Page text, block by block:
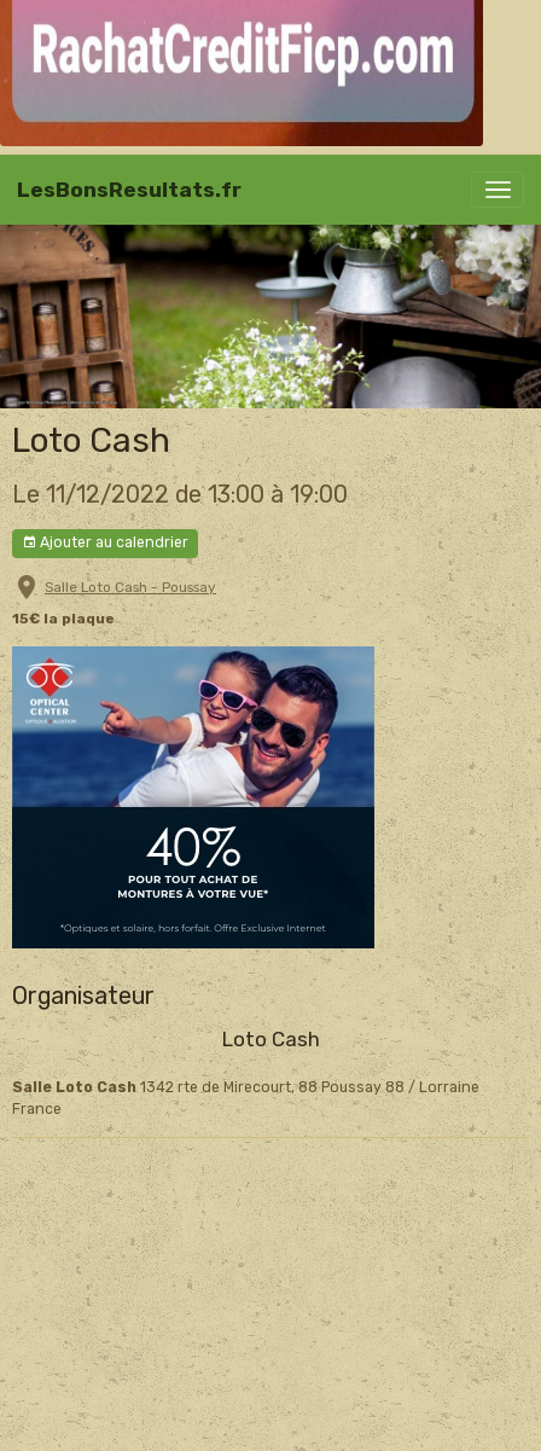
LesBonsResultats.fr
Loto Cash
Le 11/12/2022 de 13:00 à 19:00
Ajouter au calendrier
Salle Loto Cash - Poussay
15€ la plaque
Organisateur
Loto Cash
Salle Loto Cash 1342 rte de Mirecourt, 88 Poussay 88 / Lorraine
France